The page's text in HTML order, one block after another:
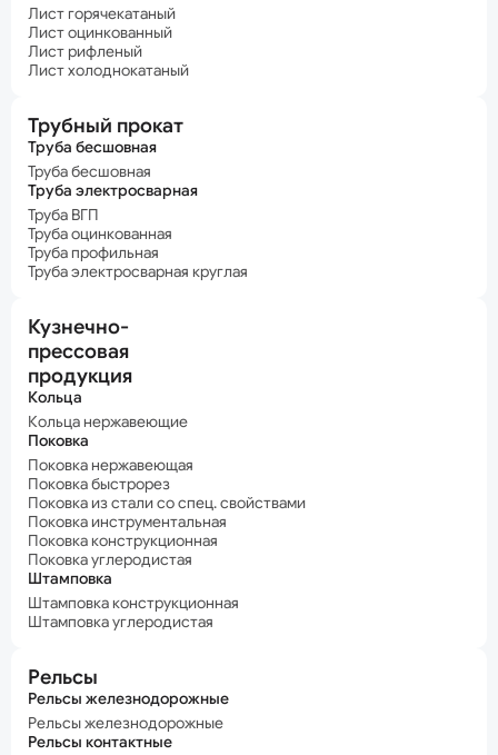
Лист горячекатаный
Лист оцинкованный
Лист рифленый
Лист холоднокатаный
Трубный прокат
Труба бесшовная
Труба бесшовная
Труба электросварная
Труба ВГП
Труба оцинкованная
Труба профильная
Труба электросварная круглая
Кузнечно-
прессовая
продукция
Кольца
Кольца нержавеющие
Поковка
Поковка нержавеющая
Поковка быстрорез
Поковка из стали со спец. свойствами
Поковка инструментальная
Поковка конструкционная
Поковка углеродистая
Штамповка
Штамповка конструкционная
Штамповка углеродистая
Рельсы
Рельсы железнодорожные
Рельсы железнодорожные
Рельсы контактные